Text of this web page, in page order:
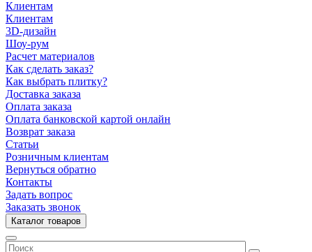
Клиентам
Клиентам
3D-дизайн
Шоу-рум
Расчет материалов
Как сделать заказ?
Как выбрать плитку?
Доставка заказа
Оплата заказа
Оплата банковской картой онлайн
Возврат заказа
Статьи
Розничным клиентам
Вернуться обратно
Контакты
Задать вопрос
Заказать звонок
Каталог товаров